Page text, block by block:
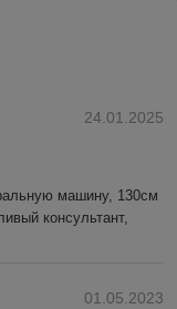
24.01.2025
машину, 130см
консультант,
01.05.2023